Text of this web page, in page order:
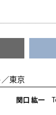
東京
関口 紘一